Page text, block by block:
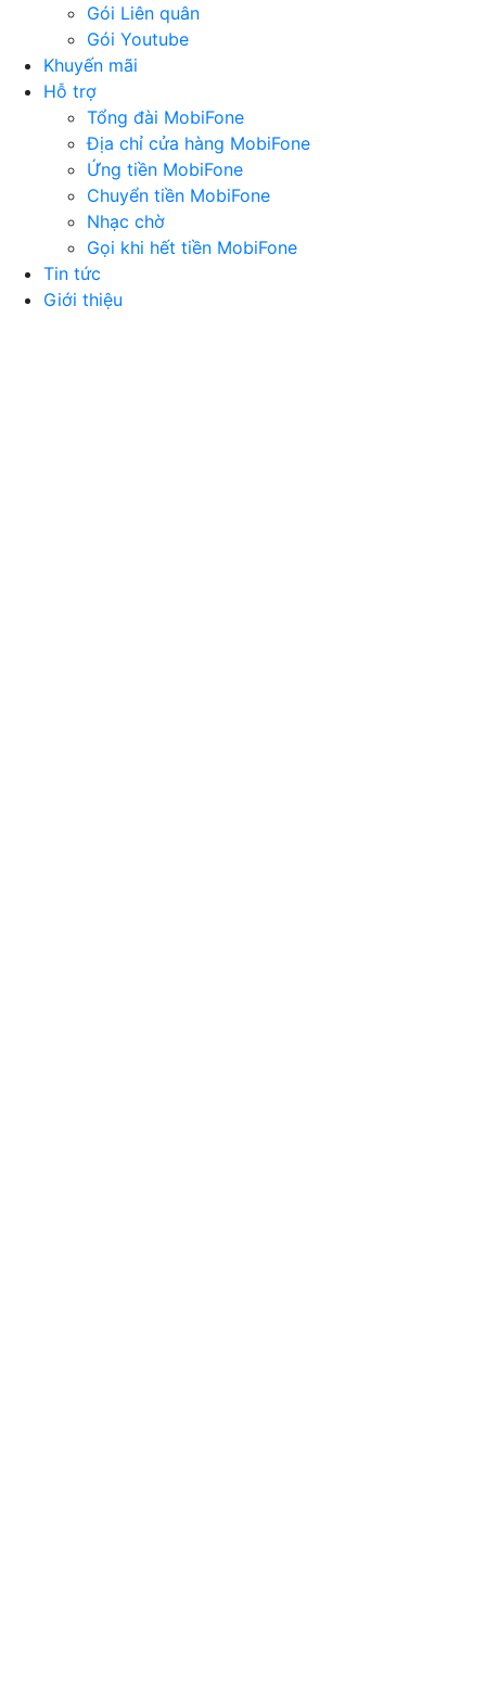
Gói Liên quân
Gói Youtube
Khuyến mãi
Hỗ trợ
Tổng đài MobiFone
Địa chỉ cửa hàng MobiFone
Ứng tiền MobiFone
Chuyển tiền MobiFone
Nhạc chờ
Gọi khi hết tiền MobiFone
Tin tức
Giới thiệu